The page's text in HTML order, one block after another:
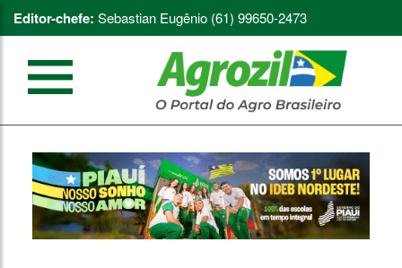
Editor-chefe: Sebastian Eugênio (61) 99650-2473